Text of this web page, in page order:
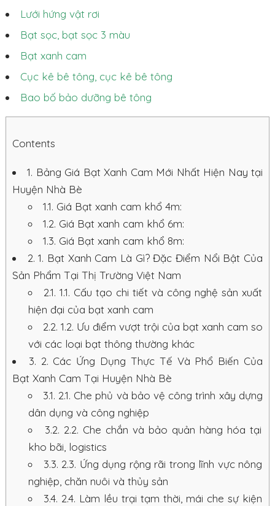
Lưới hứng vật rơi
Bạt sọc, bạt sọc 3 màu
Bạt xanh cam
Cục kê bê tông, cục kê bê tông
Bao bố bảo dưỡng bê tông
Contents
1. Bảng Giá Bạt Xanh Cam Mới Nhất Hiện Nay tại
Huyện Nhà Bè
1.1. Giá Bạt xanh cam khổ 4m:
1.2. Giá Bạt xanh cam khổ 6m:
1.3. Giá Bạt xanh cam khổ 8m:
2. 1. Bạt Xanh Cam Là Gì? Đặc Điểm Nổi Bật Của
Sản Phẩm Tại Thị Trường Việt Nam
2.1. 1.1. Cấu tạo chi tiết và công nghệ sản xuất
hiện đại của bạt xanh cam
2.2. 1.2. Ưu điểm vượt trội của bạt xanh cam so
với các loại bạt thông thường khác
3. 2. Các Ứng Dụng Thực Tế Và Phổ Biến Của
Bạt Xanh Cam Tại Huyện Nhà Bè
3.1. 2.1. Che phủ và bảo vệ công trình xây dựng
dân dụng và công nghiệp
3.2. 2.2. Che chắn và bảo quản hàng hóa tại
kho bãi, logistics
3.3. 2.3. Ứng dụng rộng rãi trong lĩnh vực nông
nghiệp, chăn nuôi và thủy sản
3.4. 2.4. Làm lều trại tạm thời, mái che sự kiện